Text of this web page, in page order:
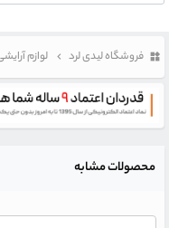
فروشگاه لیدی لرد لوازم
محصولات مشابه